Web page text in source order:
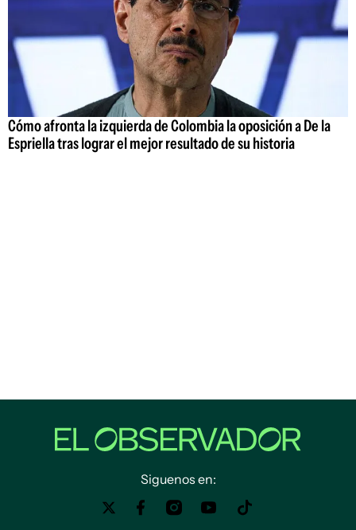
Cómo afronta la izquierda de Colombia la oposición a De la
Espriella tras lograr el mejor resultado de su historia
Siguenos en: